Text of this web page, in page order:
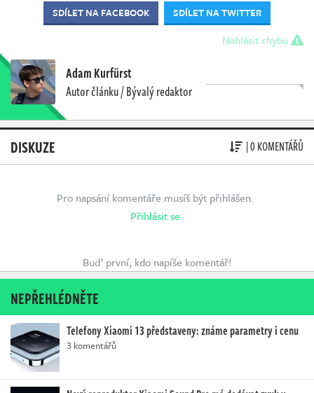
SDÍLET NA FACEBOOK SDÍLET NA TWITTER
Nahlásit chybu
Adam Kurfürst
Autor článku / Bývalý redaktor
DISKUZE | 0 KOMENTÁŘŮ
Pro napsání komentáře musíš být přihlášen.
Přihlásit se
Buď první, kdo napíše komentář!
NEPŘEHLÉDNĚTE
Telefony Xiaomi 13 představeny: známe parametry i cenu
3 komentářů